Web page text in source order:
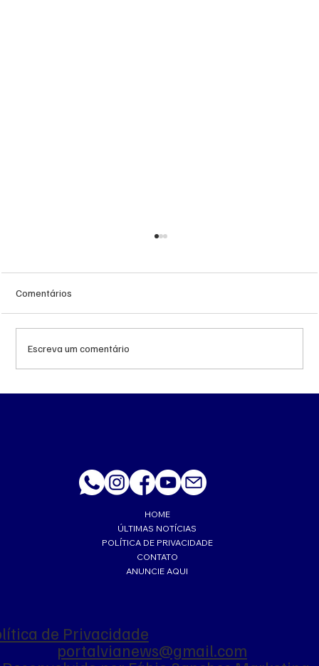
Comentários
Escreva um comentário
HOME
ÚLTIMAS NOTÍCIAS
POLÍTICA DE PRIVACIDADE
CONTATO
ANUNCIE AQUI
de Privacidade
portalvianews@gmail.com